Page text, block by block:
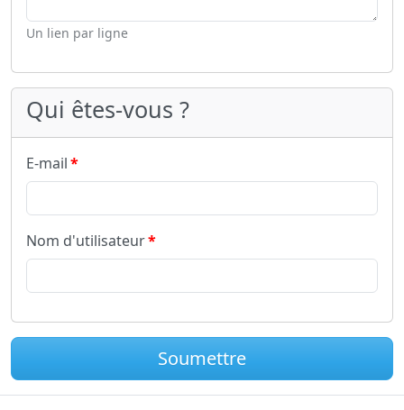
Un lien par ligne
Qui êtes-vous ?
E-mail
Nom d'utilisateur
Soumettre